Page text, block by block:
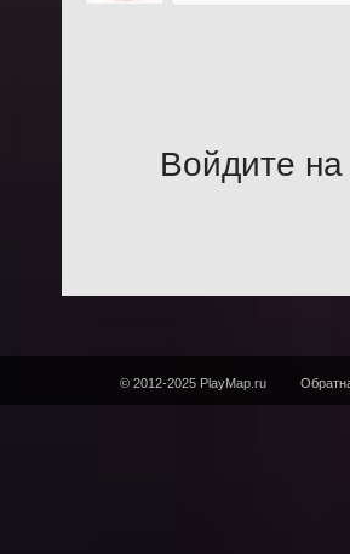
Войдите на
© 2012-2025 PlayMap.ru